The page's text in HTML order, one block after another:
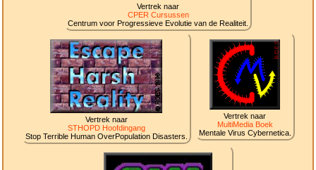
Vertrek naar
CPER Cursussen
Centrum voor Progressieve Evolutie van de Realiteit.
Vertrek naar
STHOPD Hoofdingang
Stop Terrible Human OverPopulation Disasters.
Vertrek naar
MultiMedia Boek
Mentale Virus Cybernetica.